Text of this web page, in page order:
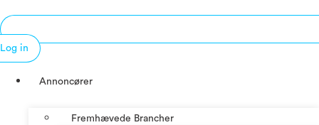
Log in
Annoncører
Fremhævede Brancher